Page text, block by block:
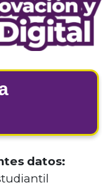
datos: